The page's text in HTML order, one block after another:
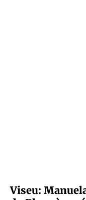
Viseu: